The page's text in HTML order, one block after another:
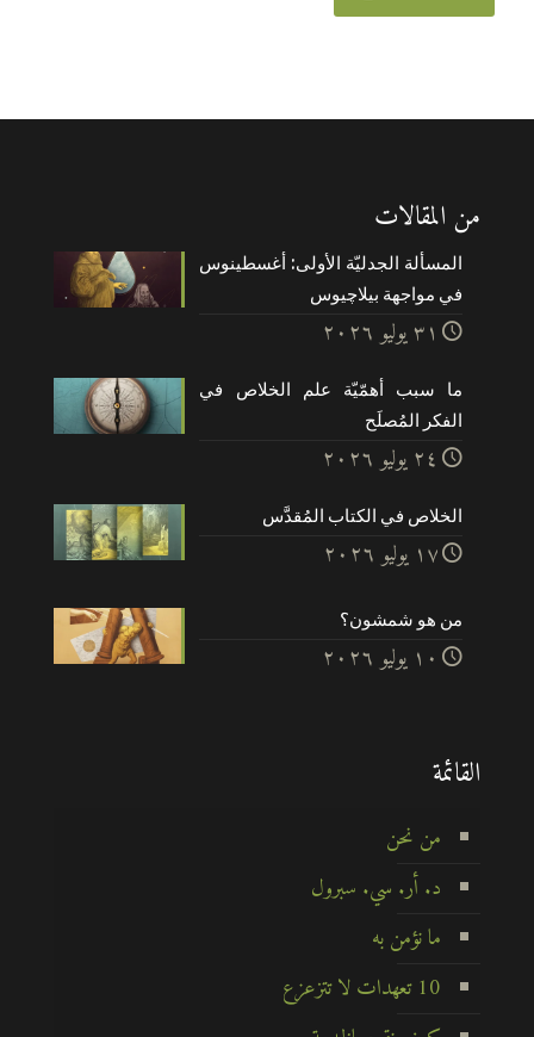
من المقالات
المسألة الجدليّة الأولى: أغسطينوس
في مواجهة بيلاچيوس
۳۱ يوليو ۲۰۲٦
ما سبب أهمّيّة علم الخلاص في
الفكر المُصلَح
۲٤ يوليو ۲۰۲٦
الخلاص في الكتاب المُقدَّس
۱۷ يوليو ۲۰۲٦
من هو شمشون؟
۱۰ يوليو ۲۰۲٦
القائمة
من نحن
د. أر. سي. سبرول
ما نؤمن به
10 تعهدات لا تتزعزع